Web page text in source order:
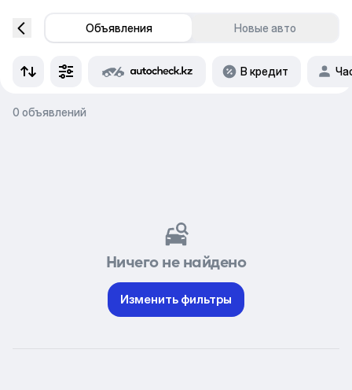
Объявления Новые авто
В кредит
0 объявлений
Ничего не найдено
Изменить фильтры